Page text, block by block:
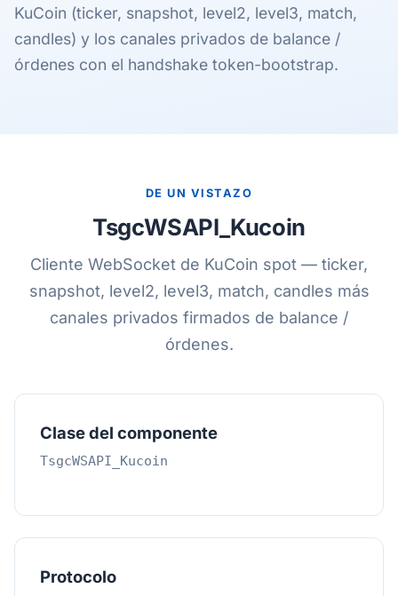
KuCoin (ticker, snapshot, level2, level3, match,
candles) y los canales privados de balance /
órdenes con el handshake token-bootstrap.
DE UN VISTAZO
TsgcWSAPI_Kucoin
Cliente WebSocket de KuCoin spot — ticker,
snapshot, level2, level3, match, candles más
canales privados firmados de balance /
órdenes.
Clase del componente
TsgcWSAPI_Kucoin
Protocolo